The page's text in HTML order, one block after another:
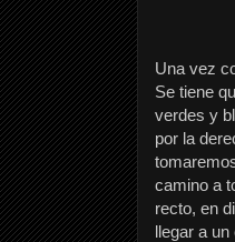
Una vez
Se tiene
verdes y
por la
camino a
recto, en
llegar a